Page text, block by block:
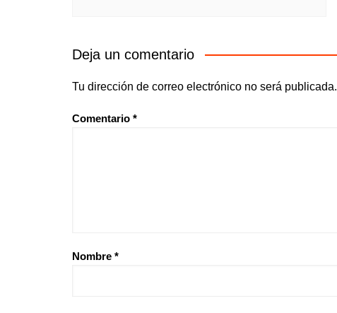
Deja un comentario
Tu dirección de correo electrónico no será publicada.
Comentario *
Nombre *